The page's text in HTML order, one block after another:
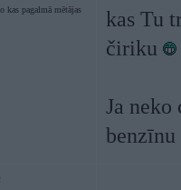
kas pagalmā mētājas
kas Tu
čiriku
Ja neko